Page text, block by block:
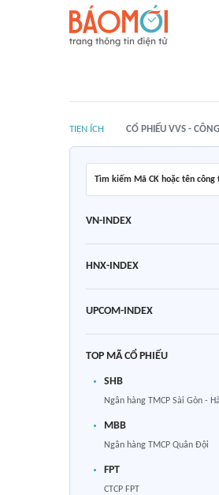
TIỆN ÍCH CỔ PHIẾU VVS -
Tìm kiếm Mã CK hoặc tên công
VN-INDEX
HNX-INDEX
UPCOM-INDEX
TOP MÃ CỔ PHIẾU
SHB
Ngân hàng TMCP Sài Gòn -
MBB
Ngân hàng TMCP Quân Đội
FPT
CTCP FPT